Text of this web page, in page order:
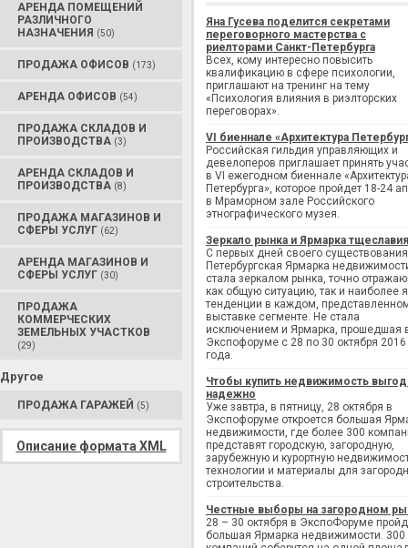
АРЕНДА ПОМЕЩЕНИЙ
РАЗЛИЧНОГО
НАЗНАЧЕНИЯ (50)
ПРОДАЖА ОФИСОВ (173)
АРЕНДА ОФИСОВ (54)
ПРОДАЖА СКЛАДОВ И
ПРОИЗВОДСТВА (3)
АРЕНДА СКЛАДОВ И
ПРОИЗВОДСТВА (8)
ПРОДАЖА МАГАЗИНОВ И
СФЕРЫ УСЛУГ (62)
АРЕНДА МАГАЗИНОВ И
СФЕРЫ УСЛУГ (30)
ПРОДАЖА
КОММЕРЧЕСКИХ
ЗЕМЕЛЬНЫХ УЧАСТКОВ
(29)
Другое
ПРОДАЖА ГАРАЖЕЙ (5)
Описание формата XML
Яна Гусева поделится секретами
переговорного мастерства с
риелторами Санкт-Петербурга
Всех, кому интересно повысить
квалификацию в сфере психологии,
приглашают на тренинг на тему
«Психология влияния в риэлторских
переговорах».
VI биеннале «Архитектура
Российская гильдия управляющих и
девелоперов приглашает принять
в VI ежегодном биеннале
Петербурга», которое пройдет 18-24
в Мраморном зале Российского
этнографического музея.
Зеркало рынка и Ярмарка тщеславия
С первых дней своего существования
Петербургская Ярмарка
стала зеркалом рынка, точно
как общую ситуацию, так и наиболее
тенденции в каждом,
выставке сегменте. Не стала
исключением и Ярмарка, прошедшая
Экспофоруме с 28 по 30 октября 2016
года.
Чтобы купить недвижимость
надежно
Уже завтра, в пятницу, 28 октября в
Экспофоруме откроется большая
недвижимости, где более 300
представят городскую, загородную,
зарубежную и курортную
технологии и материалы для
строительства.
Честные выборы на загородном
28 – 30 октября в ЭкспоФоруме
большая Ярмарка недвижимости. 300